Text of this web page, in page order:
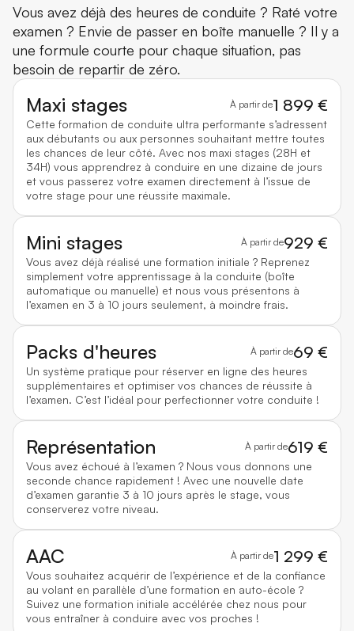
Vous avez déjà des heures de conduite ? Raté votre
examen ? Envie de passer en boîte manuelle ? Il y a
une formule courte pour chaque situation, pas
besoin de repartir de zéro.
Maxi stages À partir de1 899 €
Cette formation de conduite ultra performante s’adressent
aux débutants ou aux personnes souhaitant mettre toutes
les chances de leur côté. Avec nos maxi stages (28H et
34H) vous apprendrez à conduire en une dizaine de jours
et vous passerez votre examen directement à l’issue de
votre stage pour une réussite maximale.
Mini stages À partir de929 €
Vous avez déjà réalisé une formation initiale ? Reprenez
simplement votre apprentissage à la conduite (boîte
automatique ou manuelle) et nous vous présentons à
l’examen en 3 à 10 jours seulement, à moindre frais.
Packs d'heures À partir de69 €
Un système pratique pour réserver en ligne des heures
supplémentaires et optimiser vos chances de réussite à
l’examen. C’est l’idéal pour perfectionner votre conduite !
Représentation À partir de619 €
Vous avez échoué à l’examen ? Nous vous donnons une
seconde chance rapidement ! Avec une nouvelle date
d’examen garantie 3 à 10 jours après le stage, vous
conserverez votre niveau.
AAC À partir de1 299 €
Vous souhaitez acquérir de l’expérience et de la confiance
au volant en parallèle d’une formation en auto-école ?
Suivez une formation initiale accélérée chez nous pour
vous entraîner à conduire avec vos proches !